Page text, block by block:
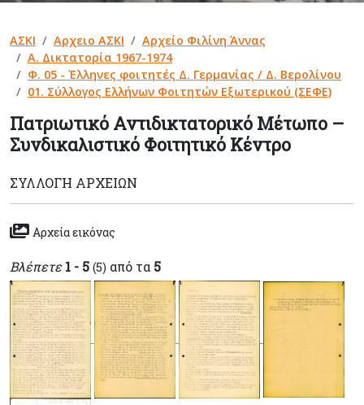
ΑΣΚΙ Αρχειο ΑΣΚΙ
Αρχείο Φιλίνη Άννας
Α. Δικτατορία 1967-1974
Φ. 05 - Έλληνες φοιτητές Δ. Γερμανίας / Δ. Βερολίνου
01. Σύλλογος Ελλήνων Φοιτητών Εξωτερικού (ΣΕΦΕ)
Πατριωτικό Αντιδικτατορικό Μέτωπο –
Συνδικαλιστικό Φοιτητικό Κέντρο
ΣΥΛΛΟΓΉ ΑΡΧΕΊΩΝ
Αρχεία εικόνας
Βλέπετε 1 - 5 (5) από τα 5